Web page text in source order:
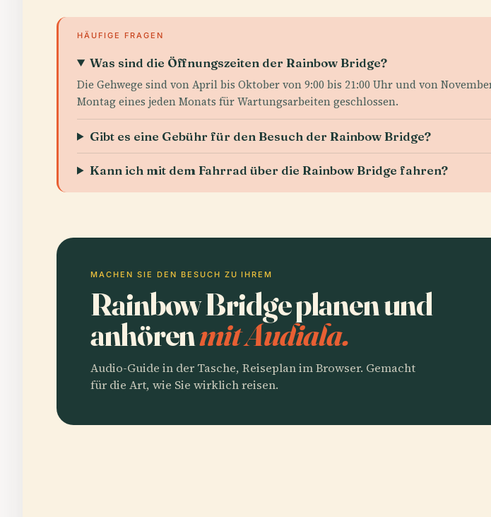
HÄUFIGE FRAGEN
Was sind die Öffnungszeiten der Rainbow Bridge?
Die Gehwege sind von April bis Oktober von 9:00 bis 21:00 Uhr und von
Montag eines jeden Monats für Wartungsarbeiten geschlossen.
Gibt es eine Gebühr für den Besuch der Rainbow Bridge?
Kann ich mit dem Fahrrad über die Rainbow Bridge fahren?
MACHEN SIE DEN BESUCH ZU IHREM
Rainbow Bridge planen und
anhörenmit Audiala.
Audio-Guide in der Tasche, Reiseplan im Browser. Gemacht
für die Art, wie Sie wirklich reisen.